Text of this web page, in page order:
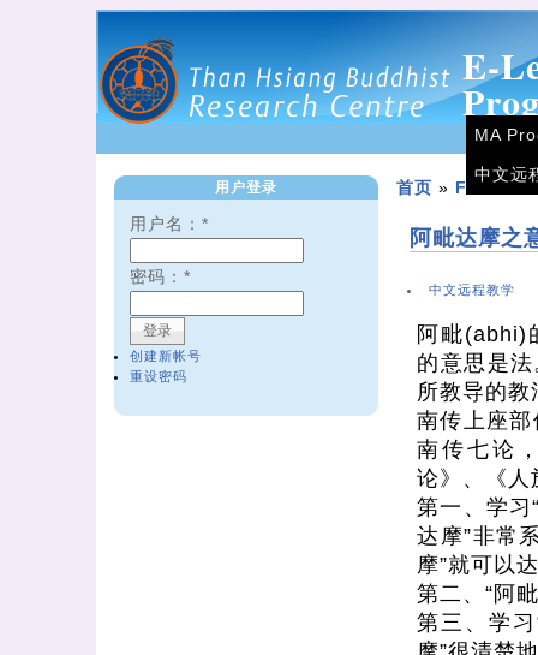
E-
MA
中文远
用户登录
用户名：*
密码：*
创建新帐号
重设密码
首页 » Forums
阿毗达摩之
中文远程教学
阿毗(abhi)
的意思是
所教导的
南传上座
南传七论
论》、《人
第一、学习
达摩”非常
摩”就可以
第二、“阿
第三、学